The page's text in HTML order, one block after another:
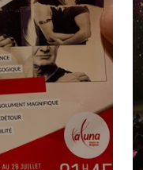
Annuaire Théâtre - Musée